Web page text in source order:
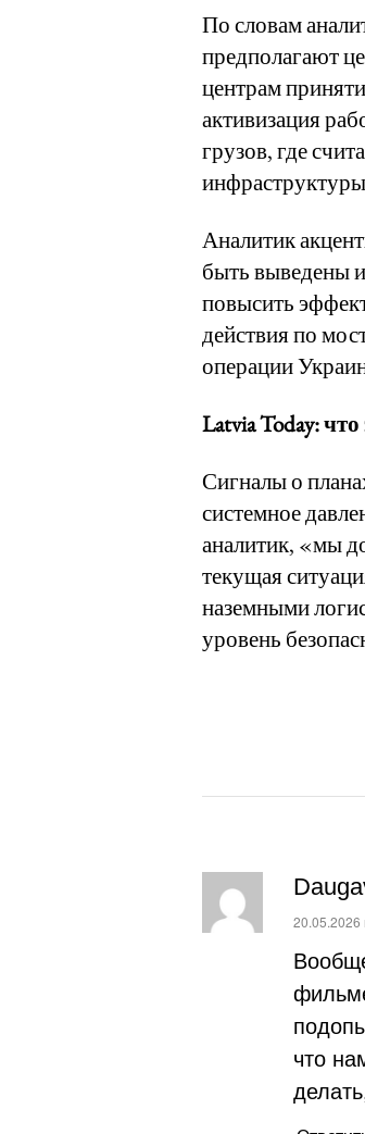
По словам
предполагают
центрам
активизация
грузов, где
Аналитик
быть выведены
повысить
действия по
операции
Latvia Today:
Сигналы о
системное
аналитик, «мы
текущая
наземными
уровень
:
20.05.2026
что